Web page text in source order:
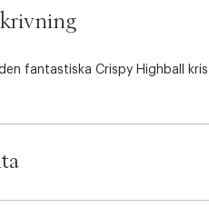
fantastiska Crispy Highball